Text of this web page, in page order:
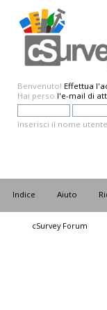
Benvenuto! Effettua
Hai perso l'e-mail di
Inserisci il nome
Indice Aiuto
cSurvey Forum